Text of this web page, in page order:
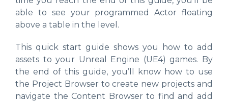
able to see your programmed Actor floating
above a table in the level.
This quick start guide shows you how to add
assets to your Unreal Engine (UE4) games. By
the end of this guide, you’ll know how to use
the Project Browser to create new projects and
navigate the Content Browser to find and add